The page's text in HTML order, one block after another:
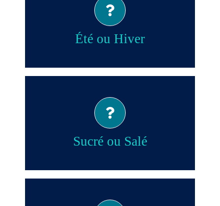
Été ou Hiver
Été!
Sucré ou Salé
Salé!